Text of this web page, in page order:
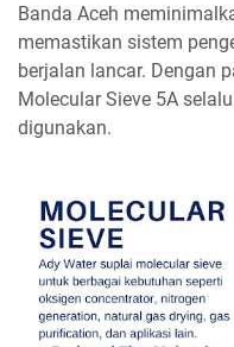
Banda Aceh
memastikan sistem
berjalan lancar. Dengan
Molecular Sieve 5A
digunakan.